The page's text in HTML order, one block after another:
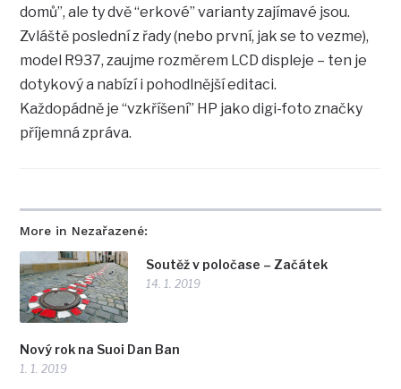
More in Nezařazené:
Soutěž v poločase – Začátek
14. 1. 2019
Nový rok na Suoi Dan Ban
1. 1. 2019
domů”, ale ty dvě “erkové” varianty zajímavé jsou.
Zvláště poslední z řady (nebo první, jak se to vezme),
model R937, zaujme rozměrem LCD displeje – ten je
dotykový a nabízí i pohodlnější editaci.
Každopádně je “vzkříšení” HP jako digi-foto značky
příjemná zpráva.